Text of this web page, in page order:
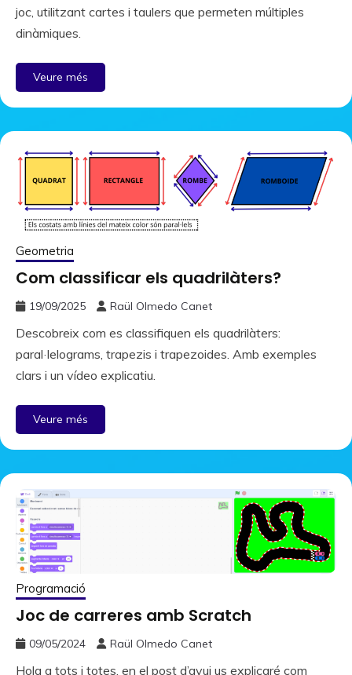
joc, utilitzant cartes i taulers que permeten múltiples
dinàmiques.
Veure més
Geometria
Com classificar els quadrilàters?
19/09/2025 Raül Olmedo Canet
Descobreix com es classifiquen els quadrilàters:
paral·lelograms, trapezis i trapezoides. Amb exemples
clars i un vídeo explicatiu.
Veure més
Programació
Joc de carreres amb Scratch
09/05/2024 Raül Olmedo Canet
Hola a tots i totes, en el post d’avui us explicaré com